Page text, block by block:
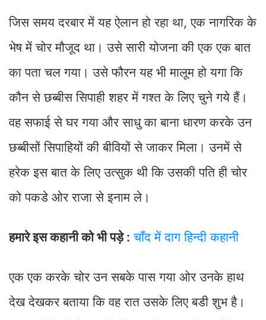
जिस समय दरबार में यह ऐलान हो रहा था, एक नागरिक के
भेष में चोर मौजूद था। उसे सारी योजना की एक एक बात
का पता चल गया। उसे फौरन यह भी मालूम हो यगा कि
कौन से छब्बीस सिपाही शहर में गश्त के लिए चुने गये हैं।
वह सफाई से घर गया और साधु का बाना धारण करके उन
छब्बीसों सिपाहियों की बीवियों से जाकर मिला। उनमें से
हरेक इस बात के लिए उत्सुक थी कि उसकी पति ही चोर
को पकडे ओर राजा से इनाम ले।
हमारे इस कहानी को भी पड़े : चाँद में दाग हिन्दी कहानी
एक एक करके चोर उन सबके पास गया ओर उनके हाथ
देख देखकर बताया कि वह रात उसके लिए बडी शुभ है।